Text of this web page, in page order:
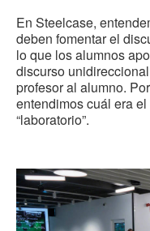
En Steelcase,
deben fomentar el
lo que los alumnos
discurso
profesor al alumno.
entendimos cuál era
“laboratorio”.